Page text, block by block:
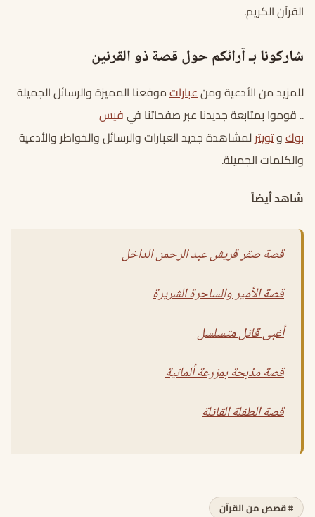
القرآن الكريم.
شاركونا بـ آرائكم حول قصة ذو القرنين
للمزيد من الأدعية ومنعباراتموفعنا المميزة والرسائل الجميلة
.. قوموا بمتابعة جديدنا عبر صفحاتنا فيفيس
بوكوتويترلمشاهدة جديد العبارات والرسائل والخواطر والأدعية
والكلمات الجميلة.
شاهد أيضاً
قصة صقر قريش عبد الرحمن الداخل
قصة الأمير والساحرة الشريرة
أغبى قاتل متسلسل
قصة مذبحة بمزرعة ألمانية
قصة الطفلة القاتلة
# قصص من القرآن